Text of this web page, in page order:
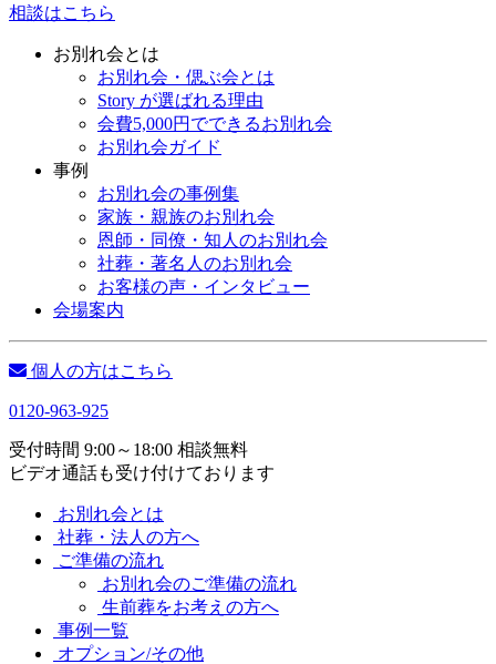
相談はこちら
お別れ会とは
お別れ会・偲ぶ会とは
Story が選ばれる理由
会費5,000円でできるお別れ会
お別れ会ガイド
事例
お別れ会の事例集
家族・親族のお別れ会
恩師・同僚・知人のお別れ会
社葬・著名人のお別れ会
お客様の声・インタビュー
会場案内
個人の方はこちら
0120-963-925
受付時間 9:00～18:00 相談無料
ビデオ通話も受け付けております
お別れ会とは
社葬・法人の方へ
ご準備の流れ
お別れ会のご準備の流れ
生前葬をお考えの方へ
事例一覧
オプション/その他